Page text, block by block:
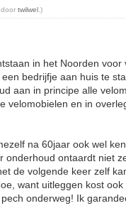
doortwilwel .)
in het Noorden
bedrijfje aan huis te
aan in principe alle
velomobielen en in
na 60jaar ook wel
ontaardt niet
de volgende keer zelf
want uitleggen kost
onderweg! Ik